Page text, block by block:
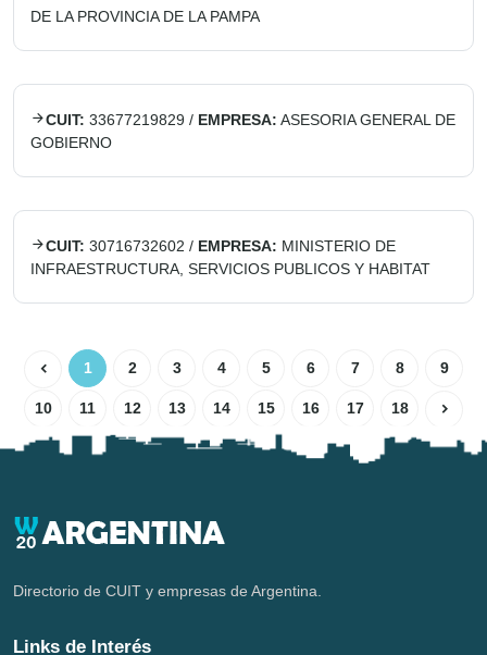
DE LA PROVINCIA DE LA PAMPA
CUIT: 33677219829 / EMPRESA: ASESORIA GENERAL DE
GOBIERNO
CUIT: 30716732602 / EMPRESA: MINISTERIO DE
INFRAESTRUCTURA, SERVICIOS PUBLICOS Y HABITAT
1 2 3 4 5 6 7 8 9
10 11 12 13 14 15 16 17 18
Directorio de CUIT y empresas de Argentina.
Links de Interés